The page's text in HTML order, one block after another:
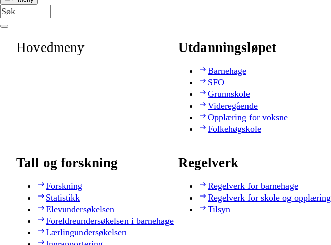
Hovedmeny Utdanningsløpet
Barnehage
SFO
Grunnskole
Videregående
Opplæring for voksne
Folkehøgskole
Tall og forskning
Forskning
Statistikk
Elevundersøkelsen
Foreldreundersøkelsen i barnehage
Lærlingundersøkelsen
Regelverk
Regelverk for barnehage
Regelverk for skole og opplæring
Tilsyn